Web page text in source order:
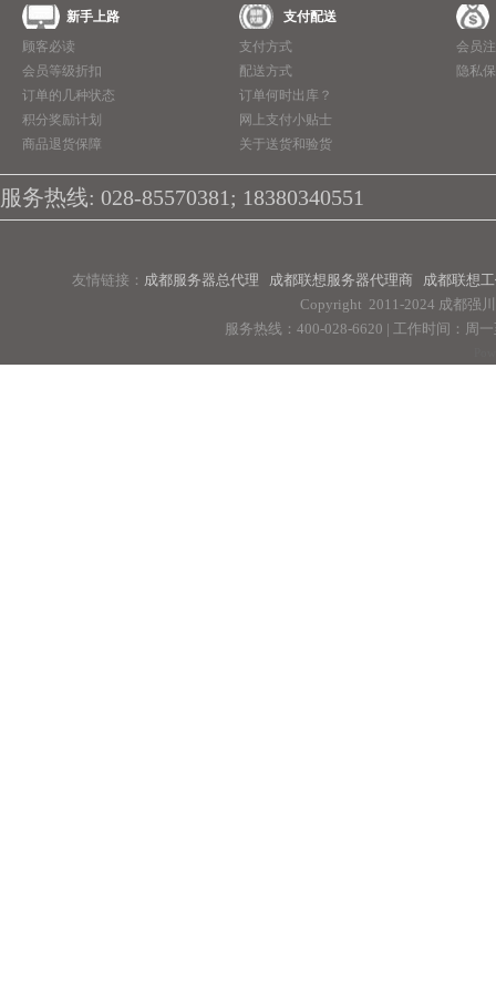
新手上路
顾客必读
会员等级折扣
订单的几种状态
积分奖励计划
商品退货保障
支付配送
支付方式
配送方式
订单何时出库？
网上支付小贴士
关于送货和验货
会员
隐私
服务热线: 028-85570381; 18380340551
友情链接： 成都服务器总代理 成都联想服务器代理商
成都联想
Copyright 2011-2024 成都强
服务热线：400-028-6620 | 工作时间：周